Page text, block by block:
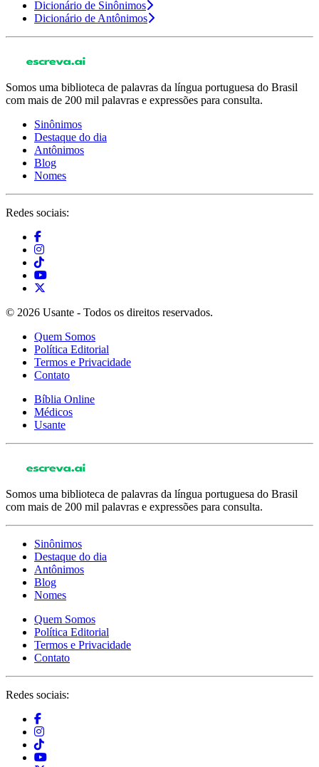
Dicionário de Sinônimos
Dicionário de Antônimos
Somos uma biblioteca de palavras da língua portuguesa do Brasil
com mais de 200 mil palavras e expressões para consulta.
Sinônimos
Destaque do dia
Antônimos
Blog
Nomes
Redes sociais:
© 2026 Usante - Todos os direitos reservados.
Quem Somos
Política Editorial
Termos e Privacidade
Contato
Bíblia Online
Médicos
Usante
Somos uma biblioteca de palavras da língua portuguesa do Brasil
com mais de 200 mil palavras e expressões para consulta.
Sinônimos
Destaque do dia
Antônimos
Blog
Nomes
Quem Somos
Política Editorial
Termos e Privacidade
Contato
Redes sociais: